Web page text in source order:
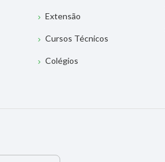
Extensão
Cursos Técnicos
Colégios